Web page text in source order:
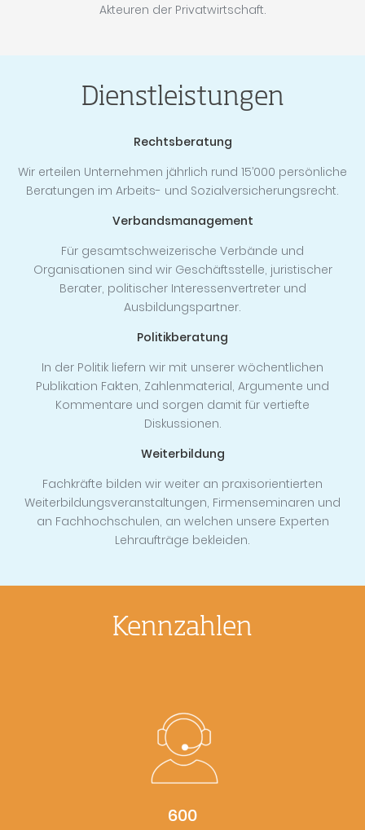
Akteuren der Privatwirtschaft.
Dienstleistungen
Rechtsberatung
Wir erteilen Unternehmen jährlich rund 15’000 persönliche
Beratungen im Arbeits- und Sozialversicherungsrecht.
Verbandsmanagement
Für gesamtschweizerische Verbände und
Organisationen sind wir Geschäftsstelle, juristischer
Berater, politischer Interessenvertreter und
Ausbildungspartner.
Politikberatung
In der Politik liefern wir mit unserer wöchentlichen
Publikation Fakten, Zahlenmaterial, Argumente und
Kommentare und sorgen damit für vertiefte
Diskussionen.
Weiterbildung
Fachkräfte bilden wir weiter an praxisorientierten
Weiterbildungsveranstaltungen, Firmenseminaren und
an Fachhochschulen, an welchen unsere Experten
Lehraufträge bekleiden.
Kennzahlen
600